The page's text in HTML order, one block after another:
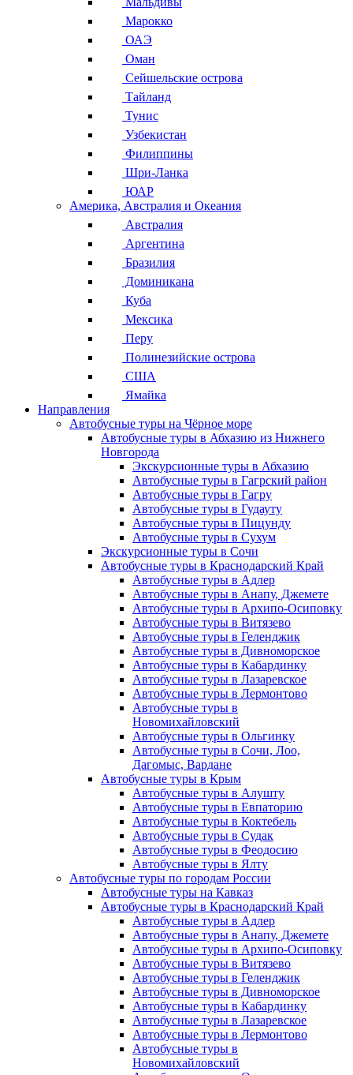
Марокко
ОАЭ
Оман
Сейшельские острова
Тайланд
Тунис
Узбекистан
Филиппины
Шри-Ланка
ЮАР
Америка, Австралия и Океания
Австралия
Аргентина
Бразилия
Доминикана
Куба
Мексика
Перу
Полинезийские острова
США
Ямайка
Направления
Автобусные туры на Чёрное море
Автобусные туры в Абхазию из Нижнего
Новгорода
Экскурсионные туры в Абхазию
Автобусные туры в Гагрский район
Автобусные туры в Гагру
Автобусные туры в Гудауту
Автобусные туры в Пицунду
Автобусные туры в Сухум
Экскурсионные туры в Сочи
Автобусные туры в Краснодарский Край
Автобусные туры в Адлер
Автобусные туры в Анапу, Джемете
Автобусные туры в Архипо-Осиповку
Автобусные туры в Витязево
Автобусные туры в Геленджик
Автобусные туры в Дивноморское
Автобусные туры в Кабардинку
Автобусные туры в Лазаревское
Автобусные туры в Лермонтово
Автобусные туры в
Новомихайловский
Автобусные туры в Ольгинку
Автобусные туры в Сочи, Лоо,
Дагомыс, Вардане
Автобусные туры в Крым
Автобусные туры в Алушту
Автобусные туры в Евпаторию
Автобусные туры в Коктебель
Автобусные туры в Судак
Автобусные туры в Феодосию
Автобусные туры в Ялту
Автобусные туры по городам России
Автобусные туры на Кавказ
Автобусные туры в Краснодарский Край
Автобусные туры в Адлер
Автобусные туры в Анапу, Джемете
Автобусные туры в Архипо-Осиповку
Автобусные туры в Витязево
Автобусные туры в Геленджик
Автобусные туры в Дивноморское
Автобусные туры в Кабардинку
Автобусные туры в Лазаревское
Автобусные туры в Лермонтово
Автобусные туры в
Новомихайловский